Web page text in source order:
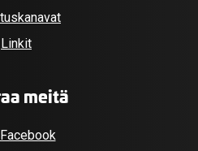
Linkit
meitä
Facebook